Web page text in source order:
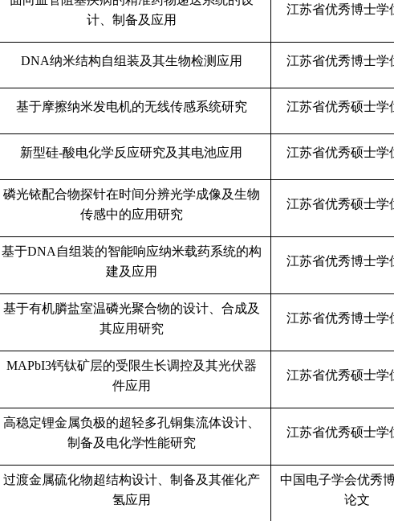
计、制备及应用
江苏省优秀博士学
DNA纳米结构自组装及其生物检测应用 江苏省优秀博士学
基于摩擦纳米发电机的无线传感系统研究 江苏省优秀硕士学
新型硅-酸电化学反应研究及其电池应用 江苏省优秀硕士学
磷光铱配合物探针在时间分辨光学成像及生物
传感中的应用研究
江苏省优秀硕士学
基于DNA 自组装的智能响应纳米载药系统的构
建及应用
江苏省优秀博士学
基于有机膦盐室温磷光聚合物的设计、合成及
其应用研究
江苏省优秀博士学
MAPbI3钙钛矿层的受限生长调控及其光伏器
件应用
江苏省优秀硕士学
高稳定锂金属负极的超轻多孔铜集流体设计、
制备及电化学性能研究
江苏省优秀硕士学
过渡金属硫化物超结构设计、制备及其催化产
氢应用
中国电子学会优秀
论文